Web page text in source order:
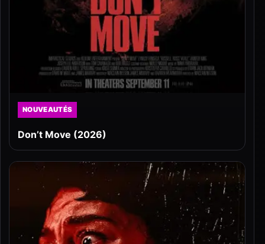
NOUVEAUTÉS
Don’t Move (2026)